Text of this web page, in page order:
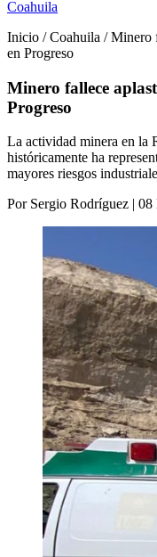
Coahuila
Inicio / Coahuila / Minero
en Progreso
Minero fallece
Progreso
La actividad minera en la
históricamente ha
mayores riesgos
Por Sergio Rodríguez |